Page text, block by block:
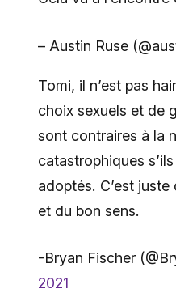
– Austin Ruse
Tomi, il n’est pas
choix sexuels et de
sont contraires à la
catastrophiques
adoptés. C’est
et du bon sens.
-Bryan Fischer
2021